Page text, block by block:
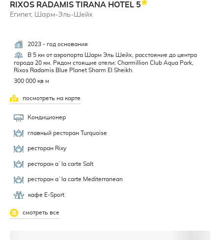
RIXOS RADAMIS TIRANA HOTEL 5
Египет, Шарм-Эль-Шейх
2023 - год основания
В 5 км от аэропорта Шарм Эль Шейх, расстояние до центра
города 20 км. Рядом стоящие отели: Charmillion Club Aqua Park,
Rixos Radamis Blue Planet Sharm El Sheikh.
300 000 кв м
посмотреть на карте
Кондиционер
главный ресторан Turquoise
ресторан Rixy
ресторан a`la carte Salt
ресторан a`la carte Mediterranean
кафе E-Sport
смотреть все